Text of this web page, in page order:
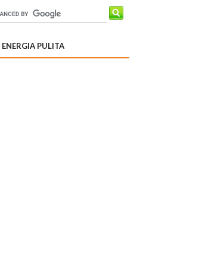
ENERGIA PULITA